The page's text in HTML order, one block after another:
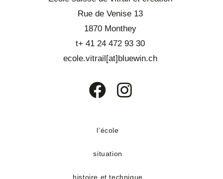
Rue de Venise 13
1870 Monthey
t+ 41 24 472 93 30
ecole.vitrail[at]bluewin.ch
un
onglet
l’école
situation
histoire et technique